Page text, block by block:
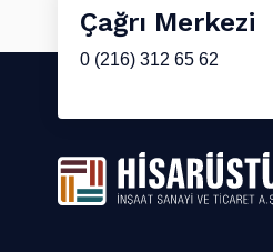
Çağrı Merkezi
0 (216) 312 65 62